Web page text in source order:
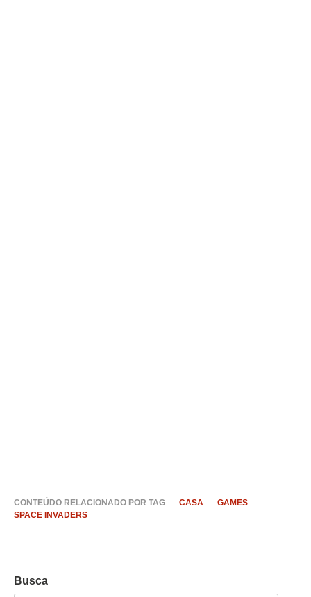
CONTEÚDO RELACIONADO POR TAG CASA
GAMES
SPACE INVADERS
Busca